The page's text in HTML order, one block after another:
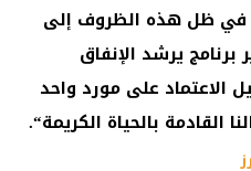
في ظل هذه الظروف إلى
يرشد الإنفاق
الاعتماد على مورد واحد
القادمة بالحياة الكريمة“.